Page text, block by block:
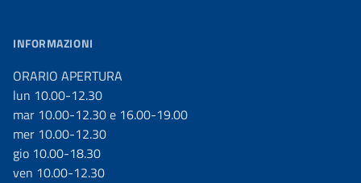
INFORMAZIONI
ORARIO APERTURA
lun 10.00-12.30
mar 10.00-12.30 e 16.00-19.00
mer 10.00-12.30
gio 10.00-18.30
ven 10.00-12.30